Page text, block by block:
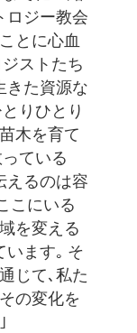
ロジー教会
とに心血
ストたち
きた資源な
りひとり
木を育て
ている
えるのは容
こにいる
を変える
ます｡ そ
じて､私た
の変化を